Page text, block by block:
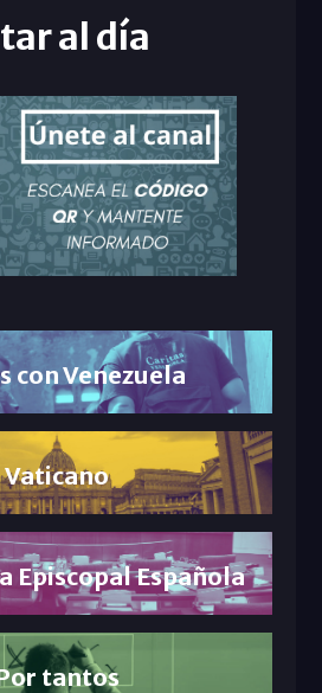
al día
con Venezuela
Vaticano
Episcopal Española
tantos